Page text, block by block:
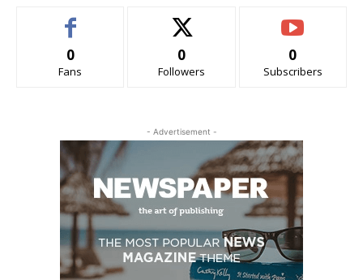
0
Fans
0
Followers
0
Subscribers
- Advertisement -